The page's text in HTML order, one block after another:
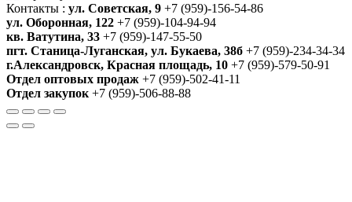
Контакты : ул. Советская, 9 +7 (959)-156-54-86
ул. Оборонная, 122 +7 (959)-104-94-94
кв. Ватутина, 33 +7 (959)-147-55-50
пгт. Станица-Луганская, ул. Букаева, 38б +7 (959)-234-34-34
г.Александровск, Красная площадь, 10 +7 (959)-579-50-91
Отдел оптовых продаж +7 (959)-502-41-11
Отдел закупок +7 (959)-506-88-88